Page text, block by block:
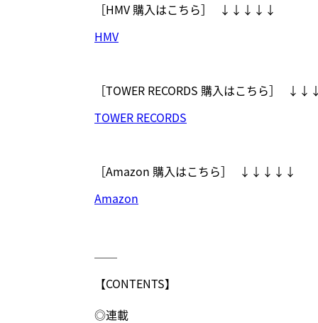
［HMV 購入はこちら］ ↓↓↓↓↓
HMV
［TOWER RECORDS 購入はこちら］
TOWER RECORDS
［Amazon 購入はこちら］ ↓↓↓↓↓
Amazon
【CONTENTS】
◎連載